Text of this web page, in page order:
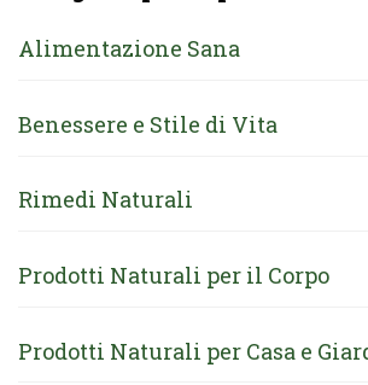
Alimentazione Sana
Benessere e Stile di Vita
Rimedi Naturali
Prodotti Naturali per il Corpo
Prodotti Naturali per Casa e